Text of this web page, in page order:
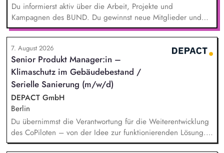
Du informierst aktiv über die Arbeit, Projekte und
Kampagnen des BUND. Du gewinnst neue Mitglieder und
stärkst damit langfristig den Umwelt- und Naturschutz. Du
beantwortest Fragen zu Umwelt-, Arten- und Klimaschutz nach
bestem Wissen und Gewissen. Du unterstützt Kampagnen
und Aktionen, beispielsweise durch das Sammeln von
Unterschriften für Petitionen.
7. August 2026
Senior Produkt Manager:in –
Klimaschutz im Gebäudebestand /
Serielle Sanierung (m/w/d)
DEPACT GmbH
Berlin
Du übernimmst die Verantwortung für die Weiterentwicklung
des CoPiloten – von der Idee zur funktionierenden Lösung.
Im Zentrum stehen die Umsetzung und Implementierung: Du